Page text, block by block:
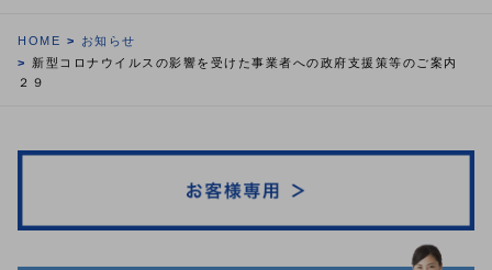
HOME
お知らせ
新型コロナウイルスの影響を受けた事業者への政府支援策等のご案内
２９